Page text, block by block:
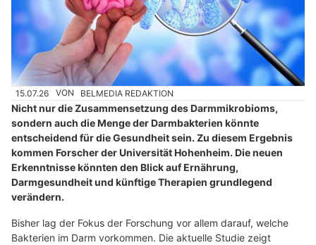
15.07.26 VON BELMEDIA REDAKTION
Nicht nur die Zusammensetzung des Darmmikrobioms,
sondern auch die Menge der Darmbakterien könnte
entscheidend für die Gesundheit sein. Zu diesem Ergebnis
kommen Forscher der Universität Hohenheim. Die neuen
Erkenntnisse könnten den Blick auf Ernährung,
Darmgesundheit und künftige Therapien grundlegend
verändern.
Bisher lag der Fokus der Forschung vor allem darauf, welche
Bakterien im Darm vorkommen. Die aktuelle Studie zeigt